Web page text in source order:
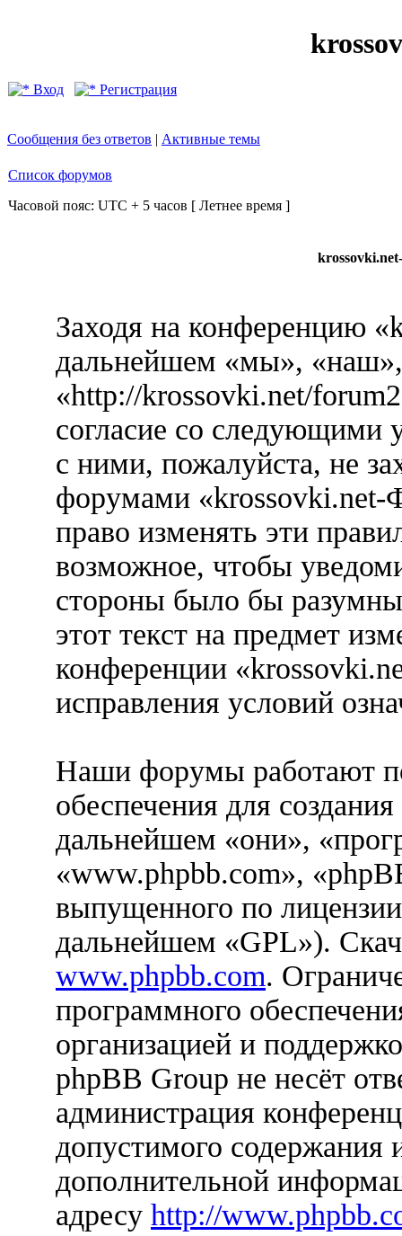
Вход Регистрация
Сообщения без ответов | Активные темы
Список форумов
Часовой пояс: UTC + 5 часов [ Летнее время ]
Заходя на конференцию
дальнейшем «мы»,
«http://krossovki.net/
согласие со следующими
с ними, пожалуйста, не
форумами «krossovki.net-
право изменять эти
возможное, чтобы
стороны было бы
этот текст на предмет
конференции
исправления условий
Наши форумы работают
обеспечения для
дальнейшем «они»,
«www.phpbb.com»,
выпущенного по
дальнейшем «GPL»).
www.phpbb.com.
программного
организацией и
phpBB Group не несёт
администрация
допустимого содержания
дополнительной
адресу http://